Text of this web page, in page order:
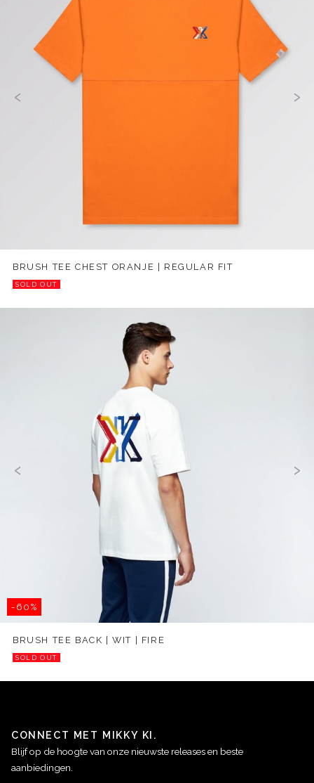
‹ ›
BRUSH TEE CHEST ORANJE | REGULAR FIT
SOLD OUT
-60%
‹ ›
BRUSH TEE BACK | WIT | FIRE
SOLD OUT
CONNECT MET MIKKY KI.
Blijf op de hoogte van onze nieuwste releases en beste
aanbiedingen.